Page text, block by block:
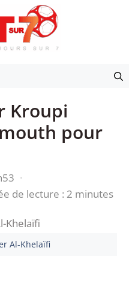
Kroupi
pour
·
de lecture : 2 minutes
Al-Khelaïfi